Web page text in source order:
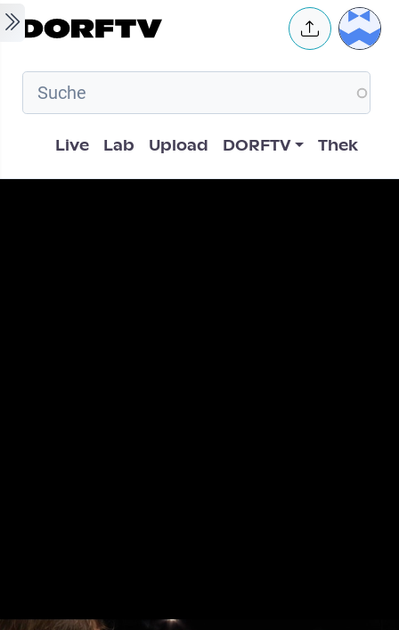
Skip to main content User
Hauptnavigation
Live Lab Upload DORFTV Thek